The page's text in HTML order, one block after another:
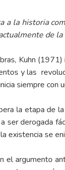
a la historia
de la
Kuhn
y las
siempre con
la etapa de
ser derogada
existencia se
el argumento